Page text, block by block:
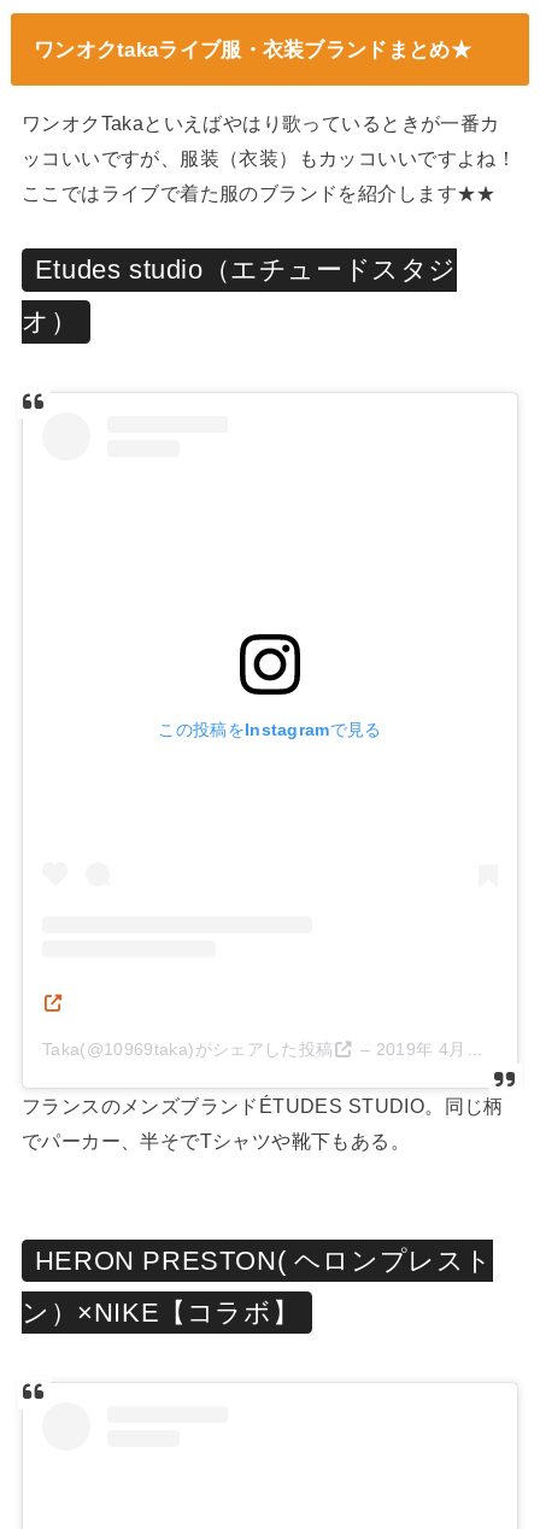
ワンオクtakaライブ服・衣装ブランドまとめ★
ワンオクTakaといえばやはり歌っているときが一番カ
ッコいいですが、服装（衣装）もカッコいいですよね！
ここではライブで着た服のブランドを紹介します★★
Etudes studio（エチュードスタジ
オ）
この投稿をInstagramで見る
Taka(@10969taka)がシェアした投稿 – 2019年 4月月9日午前5時39分PDT
フランスのメンズブランドÉTUDES STUDIO。同じ柄
でパーカー、半そでTシャツや靴下もある。
HERON PRESTON( ヘロンプレスト
ン）×NIKE【コラボ】